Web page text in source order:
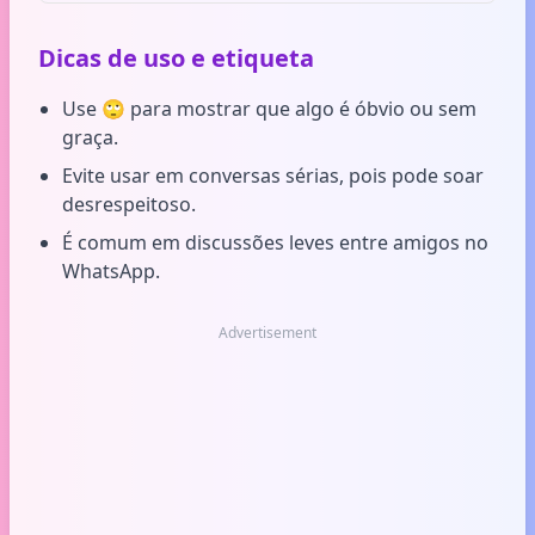
Dicas de uso e etiqueta
Use 🙄 para mostrar que algo é óbvio ou sem
graça.
Evite usar em conversas sérias, pois pode soar
desrespeitoso.
É comum em discussões leves entre amigos no
WhatsApp.
Advertisement